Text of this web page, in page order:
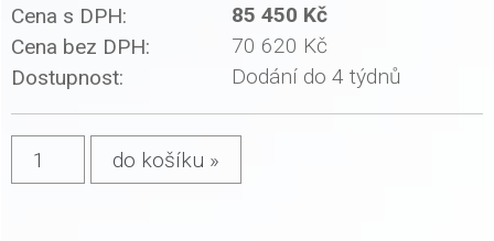
Cena s DPH:
85 450 Kč
Cena bez DPH:
70 620 Kč
Dostupnost:
Dodání do 4 týdnů